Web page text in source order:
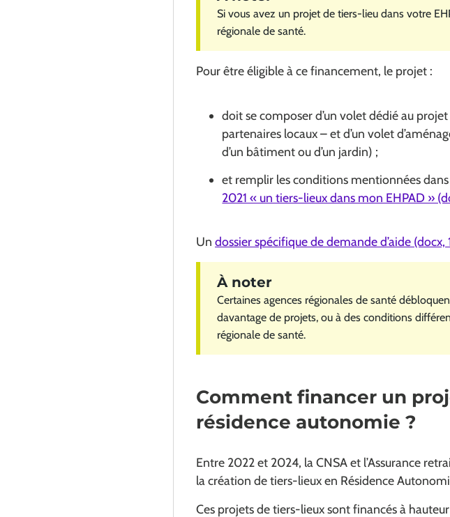
Si vous avez un projet de tiers-lieu dans votre
régionale de santé.
Pour être éligible à ce financement, le projet :
doit se composer d’un volet dédié au
partenaires locaux – et d’un volet
d’un bâtiment ou d’un jardin) ;
et remplir les conditions mentionnées
2021 « un tiers-lieux dans mon EHPAD »
Un dossier spécifique de demande d’aide (docx,
Certaines agences régionales de santé
davantage de projets, ou à des conditions
régionale de santé.
Comment financer un
résidence autonomie ?
Entre 2022 et 2024, la CNSA et l’Assurance
la création de tiers-lieux en Résidence
Ces projets de tiers-lieux sont financés à